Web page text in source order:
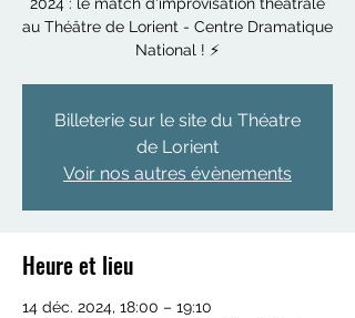
au Théâtre de Lorient - Centre Dramatique
National ! ⚡️
Billeterie sur le site du Théatre
de Lorient
Voir nos autres évènements
Heure et lieu
14 déc. 2024, 18:00 – 19:10